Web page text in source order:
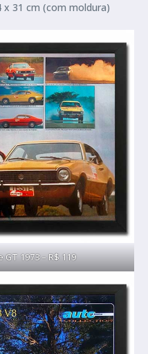
x 31 cm (com moldura)
1973 – R$ 119